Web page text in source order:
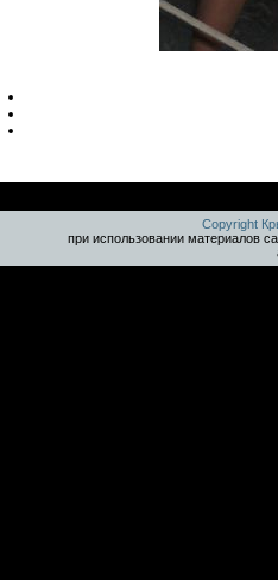
Copyright
при использовании материалов